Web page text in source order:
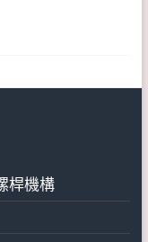
桿機構